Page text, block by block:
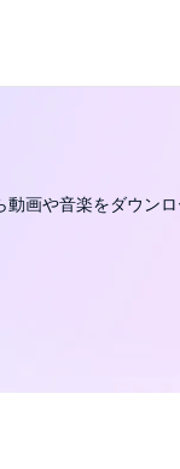
画や音楽をダウンロ